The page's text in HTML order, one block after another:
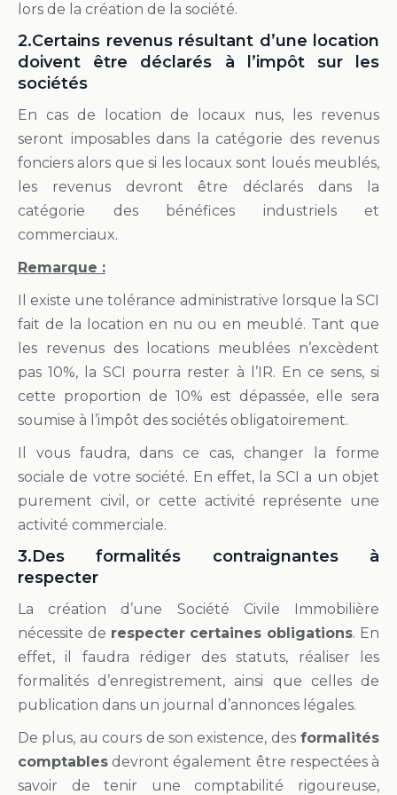
lors de la création de la société.
2.Certains revenus résultant d’une location
doivent être déclarés à l’impôt sur les
sociétés
En cas de location de locaux nus, les revenus
seront imposables dans la catégorie des revenus
fonciers alors que si les locaux sont loués meublés,
les revenus devront être déclarés dans la
catégorie des bénéfices industriels et
commerciaux.
Remarque :
Il existe une tolérance administrative lorsque la SCI
fait de la location en nu ou en meublé. Tant que
les revenus des locations meublées n’excèdent
pas 10%, la SCI pourra rester à l’IR. En ce sens, si
cette proportion de 10% est dépassée, elle sera
soumise à l’impôt des sociétés obligatoirement.
Il vous faudra, dans ce cas, changer la forme
sociale de votre société. En effet, la SCI a un objet
purement civil, or cette activité représente une
activité commerciale.
3.Des formalités contraignantes à
respecter
La création d’une Société Civile Immobilière
nécessite de respecter certaines obligations. En
effet, il faudra rédiger des statuts, réaliser les
formalités d’enregistrement, ainsi que celles de
publication dans un journal d’annonces légales.
De plus, au cours de son existence, desformalités
comptables devront également être respectées à
savoir de tenir une comptabilité rigoureuse,